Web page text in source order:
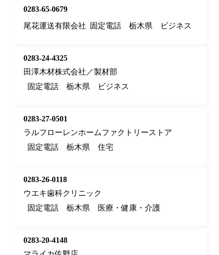
0283-65-0679
尾花運送有限会社
固定電話 栃木県 ビジネス
0283-24-4325
田澤木材株式会社／製材部
固定電話
栃木県 ビジネス
0283-27-0501
ラルフローレンホームファクトリーストア
固定電話
栃木県 住宅
0283-26-0118
ウエキ歯科クリニック
固定電話
栃木県 医療・健康・介護
0283-20-4148